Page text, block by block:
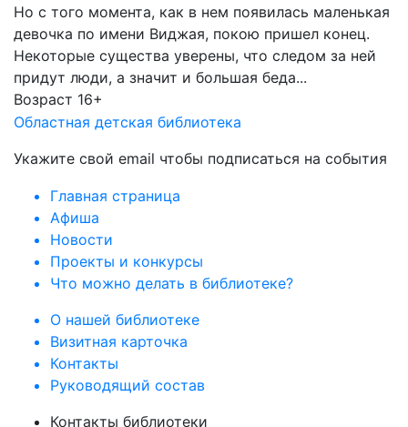
Но с того момента, как в нем появилась маленькая
девочка по имени Виджая, покою пришел конец.
Некоторые существа уверены, что следом за ней
придут люди, а значит и большая беда...
Возраст 16+
Областная детская библиотека
Укажите свой email чтобы подписаться на события
Главная страница
Афиша
Новости
Проекты и конкурсы
Что можно делать в библиотеке?
О нашей библиотеке
Визитная карточка
Контакты
Руководящий состав
Контакты библиотеки